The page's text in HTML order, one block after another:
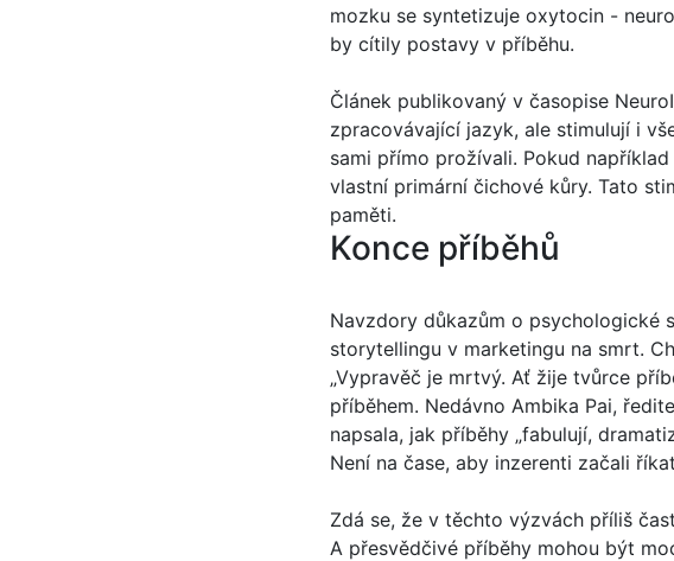
mozku se syntetizuje oxytocin -
by cítily postavy v příběhu.
Článek publikovaný v časopise
zpracovávající jazyk, ale stimulují i
sami přímo prožívali. Pokud
vlastní primární čichové kůry. Tato
paměti.
Konce příběhů
Navzdory důkazům o psychologické
storytellingu v marketingu na smrt.
„Vypravěč je mrtvý. Ať žije tvůrce
příběhem. Nedávno Ambika Pai,
napsala, jak příběhy „fabulují,
Není na čase, aby inzerenti začali
Zdá se, že v těchto výzvách příliš
A přesvědčivé příběhy mohou být